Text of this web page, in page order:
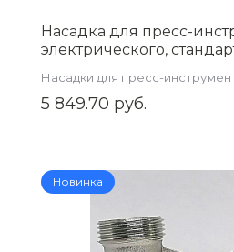
Насадка для пресс-
электрического,
Насадки для пресс-
5 849.70 руб.
Новинка